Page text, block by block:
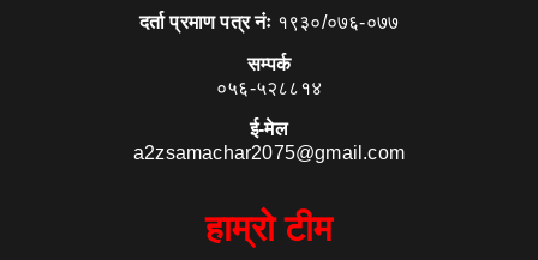
दर्ता प्रमाण पत्र नंः १९३०/०७६-०७७
सम्पर्क
०५६-५२८८१४
ई-मेल
a2zsamachar2075@gmail.com
हाम्रो टीम